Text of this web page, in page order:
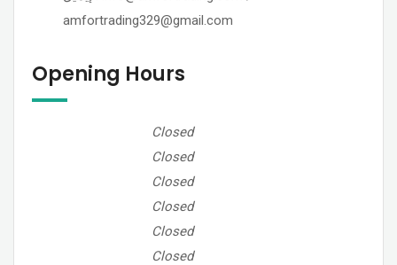
amfortrading329@gmail.com
Opening Hours
Closed
Closed
Closed
Closed
Closed
Closed